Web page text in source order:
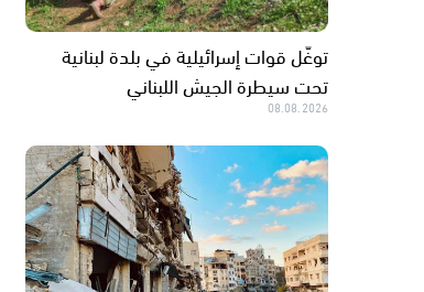
توغّل قوات إسرائيلية في بلدة لبنانية
تحت سيطرة الجيش اللبناني
08.08.2026